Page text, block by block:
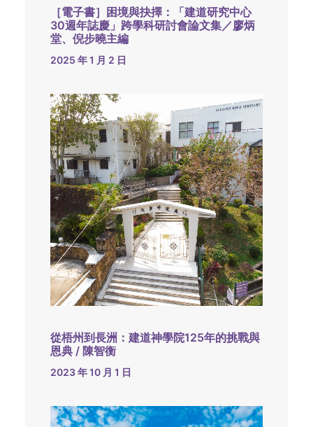
［電子書］困境與抉擇：「建道研究中心
30週年誌慶」跨學科研討會論文集／廖炳
堂、倪步曉主編
2025 年 1 月 2 日
從梧州到長洲：建道神學院125年的挑戰與
恩典 / 陳智衡
2023 年 10 月 1 日